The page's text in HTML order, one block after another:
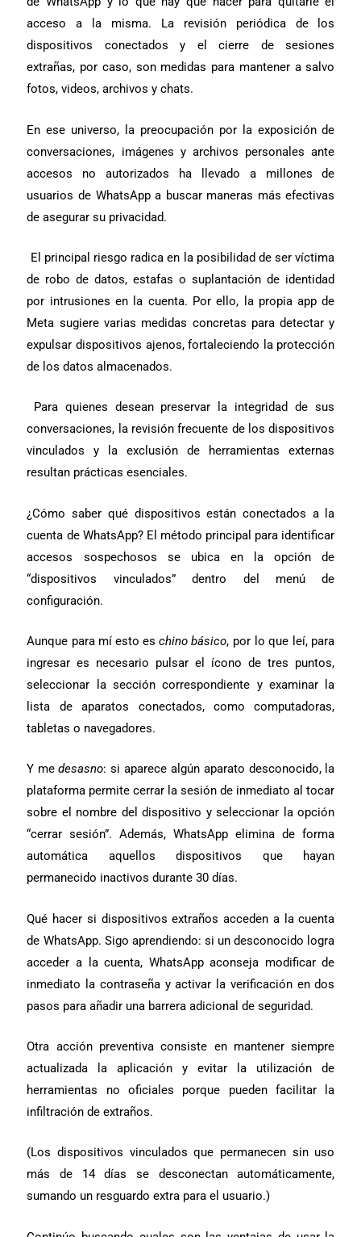
acceso a la misma. La revisión periódica de los
dispositivos conectados y el cierre de sesiones
extrañas, por caso, son medidas para mantener a salvo
fotos, videos, archivos y chats.
En ese universo, la preocupación por la exposición de
conversaciones, imágenes y archivos personales ante
accesos no autorizados ha llevado a millones de
usuarios de WhatsApp a buscar maneras más efectivas
de asegurar su privacidad.
El principal riesgo radica en la posibilidad de ser víctima
de robo de datos, estafas o suplantación de identidad
por intrusiones en la cuenta. Por ello, la propia app de
Meta sugiere varias medidas concretas para detectar y
expulsar dispositivos ajenos, fortaleciendo la protección
de los datos almacenados.
Para quienes desean preservar
la integridad de sus
conversaciones, la revisión frecuente de los dispositivos
vinculados y la exclusión de herramientas externas
resultan prácticas esenciales.
¿Cómo saber qué dispositivos están conectados a la
cuenta de WhatsApp? El método principal para identificar
accesos sospechosos se ubica en la opción de
“dispositivos vinculados” dentro del menú de
configuración.
Aunque para mí esto eschino básico, por lo que leí, para
ingresar es necesario pulsar el ícono de tres puntos,
seleccionar la sección correspondiente y examinar la
lista de aparatos conectados, como computadoras,
tabletas o navegadores.
Y medesasno: si aparece algún aparato desconocido, la
plataforma permite cerrar la sesión de inmediato al tocar
sobre el nombre del dispositivo y seleccionar la opción
“cerrar sesión”. Además, WhatsApp elimina de forma
automática aquellos dispositivos que hayan
permanecido inactivos durante 30 días.
Qué hacer si dispositivos extraños acceden a la cuenta
de WhatsApp. Sigo aprendiendo: si un desconocido logra
acceder a la cuenta, WhatsApp aconseja modificar de
inmediato la contraseña y activar la verificación en dos
pasos para añadir una barrera adicional de seguridad.
Otra acción preventiva consiste en mantener siempre
actualizada la aplicación y evitar la utilización de
herramientas no oficiales porque pueden facilitar la
infiltración de extraños.
(Los dispositivos vinculados que permanecen sin uso
más de 14 días se desconectan automáticamente,
sumando un resguardo extra para el usuario.)